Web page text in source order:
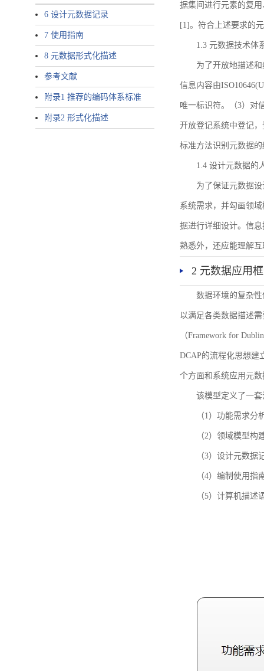
6 设计元数据记录
7 使用指南
8 元数据形式化描述
参考文献
附录1 推荐的编码体系标准
附录2 形式化描述
据集间进行元素的复
[1]。符合上述要求的
1.3 元数据技术体
为了开放地描述
信息内容由
唯一标识符。（3）对
开放登记系统中登记
标准方法识别元数据
1.4 设计元数据的
为了保证元数据
系统需求，并勾画领
据进行详细设计。信
熟悉外，还应能理解
2 元数据应用
数据环境的复杂
以满足各类数据描述
（Framework for
DCAP的流程化思想建
个方面和系统应用元
该模型定义了一
（1）功能需求
（2）领域模型
（3）设计元数据
（4）编制使用指
（5）计算机描述